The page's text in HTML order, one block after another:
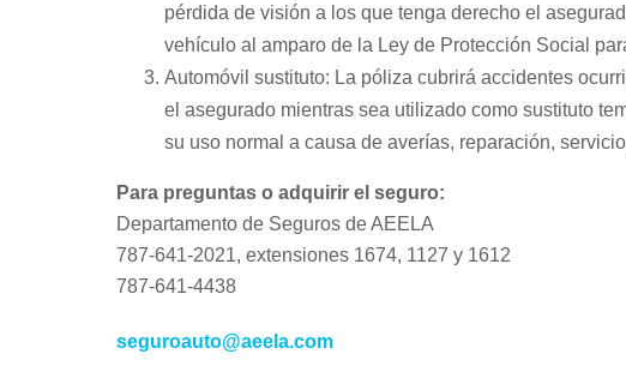
pérdida de visión a los que tenga derecho el
vehículo al amparo de la Ley de Protección Social
Automóvil sustituto: La póliza cubrirá accidentes
el asegurado mientras sea utilizado como sustituto
su uso normal a causa de averías, reparación,
Para preguntas o adquirir el seguro:
Departamento de Seguros de AEELA
787-641-2021, extensiones 1674, 1127 y 1612
787-641-4438
seguroauto@aeela.com